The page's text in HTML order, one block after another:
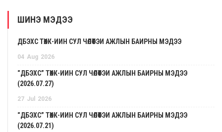
ШИНЭ МЭДЭЭ
ДБЭХС ТӨХК-ИЙН СУЛ ЧӨЛӨӨТЭЙ АЖЛЫН БАЙРНЫ МЭДЭЭ
04 Aug 2026
“ДБЭХС” ТӨХК-ИЙН СУЛ ЧӨЛӨӨТЭЙ АЖЛЫН БАЙРНЫ МЭДЭЭ
(2026.07.27)
27 Jul 2026
“ДБЭХС” ТӨХК-ИЙН СУЛ ЧӨЛӨӨТЭЙ АЖЛЫН БАЙРНЫ МЭДЭЭ
(2026.07.21)